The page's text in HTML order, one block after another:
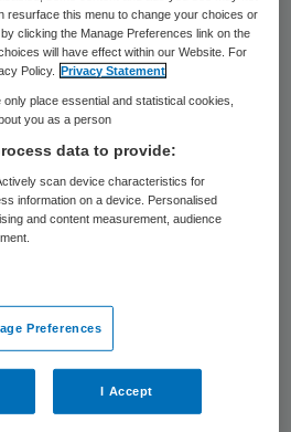
minister
vrijdag gezegd
koorts
maandag nog overleg
Ab Klink
het vaccin tegen Q-
Zij wees erop dat het
flink lager is
jaar eerder.
resurface this menu to change your choices or
clicking the Manage Preferences link on the
will have effect within our Website. For
Policy.
Privacy Statement
place essential and statistical cookies,
you as a person
data to provide:
scan device characteristics for
information on a device. Personalised
and content measurement, audience
Preferences
I Accept